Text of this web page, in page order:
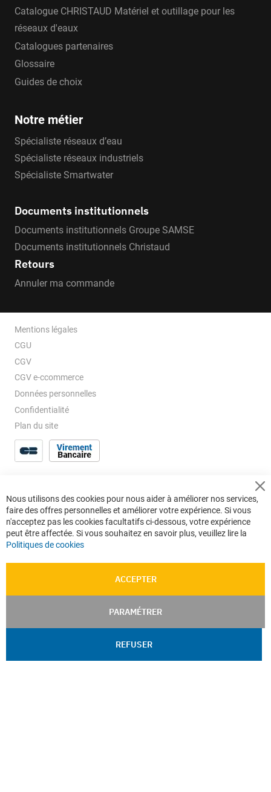
Catalogue CHRISTAUD Matériel et outillage pour les
réseaux d'eaux
Catalogues partenaires
Glossaire
Guides de choix
Notre métier
Spécialiste réseaux d’eau
Spécialiste réseaux industriels
Spécialiste Smartwater
Documents institutionnels
Documents institutionnels Groupe SAMSE
Documents institutionnels Christaud
Retours
Annuler ma commande
Mentions légales
CGU
CGV
CGV e-ccommerce
Données personnelles
Confidentialité
Plan du site
Nous utilisons des cookies pour nous aider à améliorer nos services,
faire des offres personnelles et améliorer votre expérience. Si vous
n'acceptez pas les cookies facultatifs ci-dessous, votre expérience
peut être affectée. Si vous souhaitez en savoir plus, veuillez lire la
Politiques de cookies
ACCEPTER
PARAMÉTRER
REFUSER